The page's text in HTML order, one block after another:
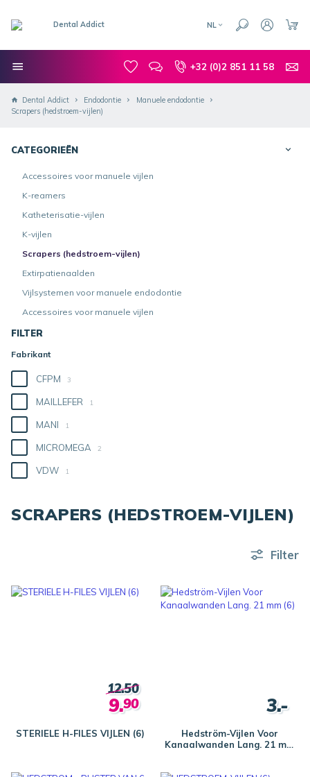
NL
+32 (0)2 851 11 58
Dental Addict Endodontie
Manuele endodontie
Scrapers (hedstroem-vijlen)
CATEGORIEËN
Accessoires voor manuele vijlen
K-reamers
Katheterisatie-vijlen
K-vijlen
Scrapers (hedstroem-vijlen)
Extirpatienaalden
Vijlsystemen voor manuele endodontie
Accessoires voor manuele vijlen
FILTER
Fabrikant
CFPM 3
MAILLEFER 1
MANI 1
MICROMEGA 2
VDW 1
SCRAPERS (HEDSTROEM-VIJLEN)
Filter
STERIELE H-FILES VIJLEN (6)
12.50
9.90
Hedström-Vijlen Voor
Kanaalwanden Lang. 21 mm
3.-